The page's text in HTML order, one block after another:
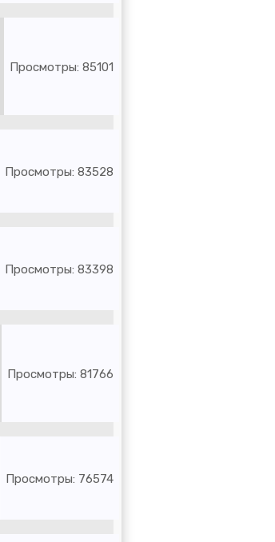
Просмотры: 85101
Просмотры: 83528
Просмотры: 83398
Просмотры: 81766
Просмотры: 76574